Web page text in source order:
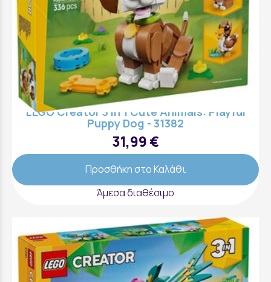
LEGO Creator 3 in 1 Cute Animals: Playful
Puppy Dog - 31382
31,99 €
Προσθήκη στο Καλάθι
Άμεσα διαθέσιμο